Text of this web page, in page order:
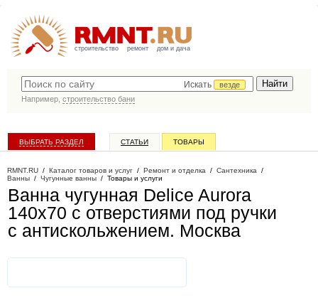
строительство ремонт дом и дача
Искать
везде
Например, строительство бани
ВЫБРАТЬ РАЗДЕЛ СТАТЬИ ТОВАРЫ
RMNT.RU / Каталог товаров и услуг / Ремонт и отделка / Сантехника /
Ванны / Чугунные ванны / Товары и услуги
Ванна чугунная Delice Aurora
140x70 с отверстиями под ручки
с антискольжением. Москва